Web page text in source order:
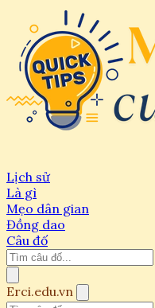
Lịch sử
Là gì
Mẹo dân gian
Đồng dao
Câu đố
Erci.edu.vn